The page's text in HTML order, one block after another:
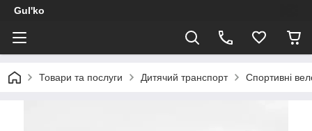
Gul'ko
Товари та послуги Дитячий транспорт Спортивні